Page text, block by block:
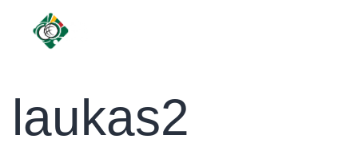
laukas2